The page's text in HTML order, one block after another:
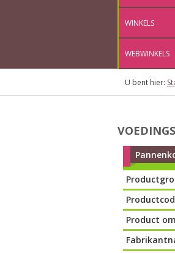
WINKELS
WEBWINKELS
U bent hier:
Product